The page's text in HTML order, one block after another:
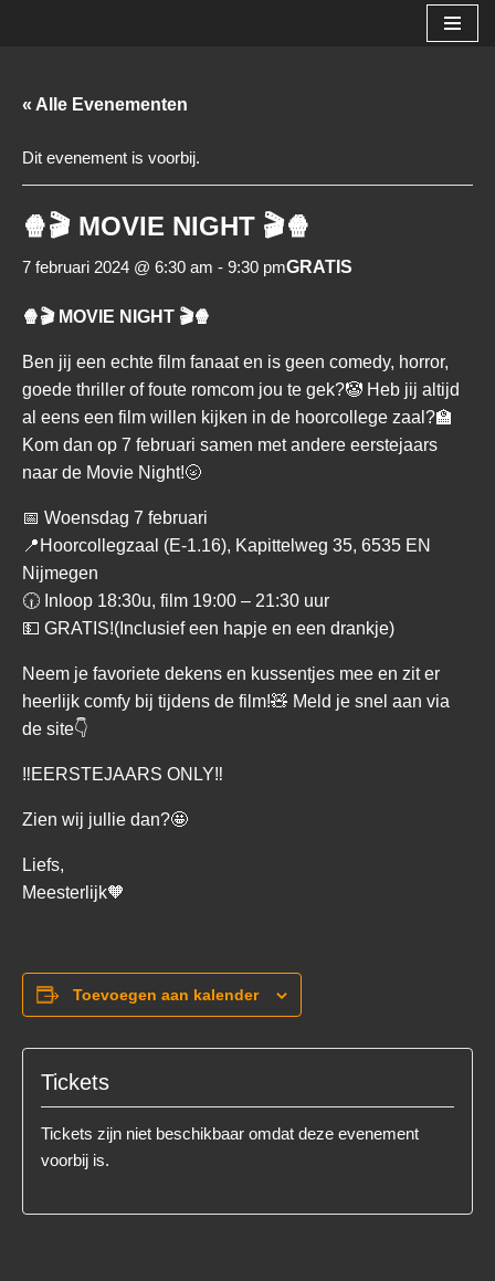
de
« Alle Evenementen
Dit evenement is voorbij.
🍿🎬 MOVIE NIGHT 🎬🍿
7 februari 2024 @ 6:30 am - 9:30 pmGRATIS
🍿🎬 MOVIE NIGHT 🎬🍿
Ben jij een echte film fanaat en is geen comedy, horror,
goede thriller of foute romcom jou te gek?🤡 Heb jij altijd
al eens een film willen kijken in de hoorcollege zaal?🏫
Kom dan op 7 februari samen met andere eerstejaars
naar de Movie Night!🌝
📅 Woensdag 7 februari
📍Hoorcollegzaal (E-1.16), Kapittelweg 35, 6535 EN
Nijmegen
🕡 Inloop 18:30u, film 19:00 – 21:30 uur
💵 GRATIS!(Inclusief een hapje en een drankje)
Neem je favoriete dekens en kussentjes mee en zit er
heerlijk comfy bij tijdens de film!🧸 Meld je snel aan via
de site👇
‼EERSTEJAARS ONLY‼
Zien wij jullie dan?🤩
Liefs,
Meesterlijk🧡
Toevoegen aan kalender
Tickets
Tickets zijn niet beschikbaar omdat deze evenement
voorbij is.